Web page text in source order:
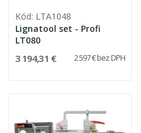
Kód: LTA1048
Lignatool set - Profi
LT080
3 194,31 € 2 597 € bez DPH